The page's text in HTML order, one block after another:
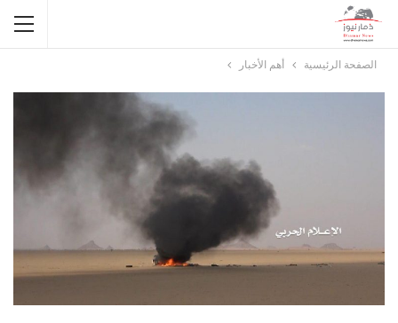
الصفحة الرئيسية أهم الأخبار